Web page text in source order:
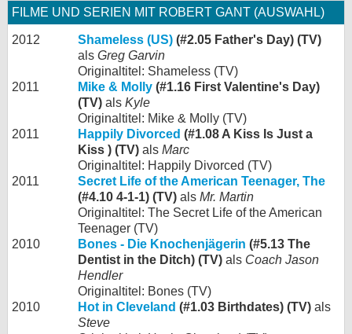
FILME UND SERIEN MIT ROBERT GANT (AUSWAHL)
2012 Shameless (US) (#2.05 Father's Day) (TV)
als Greg Garvin
Originaltitel: Shameless (TV)
2011
Mike & Molly (#1.16 First Valentine's Day)
(TV) als Kyle
Originaltitel: Mike & Molly (TV)
2011
Happily Divorced (#1.08 A Kiss Is Just a
Kiss ) (TV) als Marc
Originaltitel: Happily Divorced (TV)
2011
Secret Life of the American Teenager, The
(#4.10 4-1-1) (TV) als Mr. Martin
Originaltitel: The Secret Life of the American
Teenager (TV)
2010
Bones - Die Knochenjägerin (#5.13 The
Dentist in the Ditch) (TV) als Coach Jason
Hendler
Originaltitel: Bones (TV)
2010
Hot in Cleveland (#1.03 Birthdates) (TV) als
Steve